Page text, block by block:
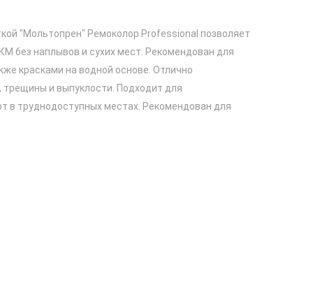
"Мольтопрен" Ремоколор Professional позволяет
без наплывов и сухих мест. Рекомендован для
красками на водной основе. Отлично
и выпуклости. Подходит для
в труднодоступных местах. Рекомендован для